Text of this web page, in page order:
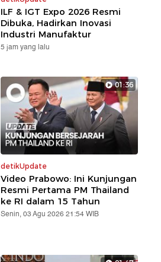
ILF & IGT Expo 2026 Resmi
Dibuka, Hadirkan Inovasi
Industri Manufaktur
5 jam yang lalu
01:36
detikUpdate
Video Prabowo: Ini Kunjungan
Resmi Pertama PM Thailand
ke RI dalam 15 Tahun
Senin, 03 Agu 2026 21:54 WIB